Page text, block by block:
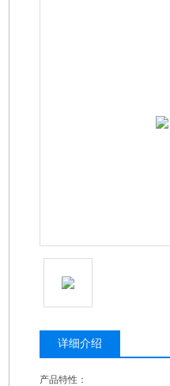
详细介绍
产品特性：